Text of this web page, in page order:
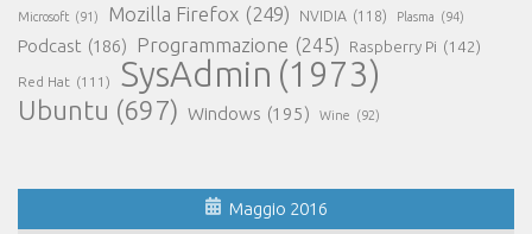
Microsoft (91) Mozilla Firefox (249) NVIDIA (118) Plasma (94)
Podcast (186) Programmazione (245) Raspberry Pi (142)
Red Hat (111) SysAdmin (1973)
Ubuntu (697) Windows (195) Wine (92)
Maggio 2016